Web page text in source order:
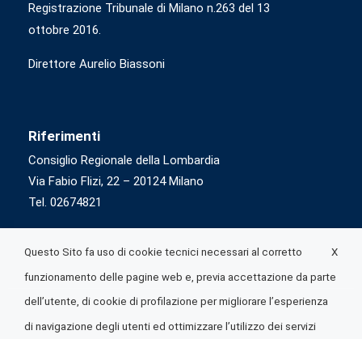
Registrazione Tribunale di Milano n.263 del 13
ottobre 2016.
Direttore Aurelio Biassoni
Riferimenti
Consiglio Regionale della Lombardia
Via Fabio Flizi, 22 – 20124 Milano
Tel. 02674821
X
Questo Sito fa uso di cookie tecnici necessari al corretto
funzionamento delle pagine web e, previa accettazione da parte
dell’utente, di cookie di profilazione per migliorare l’esperienza
di navigazione degli utenti ed ottimizzare l’utilizzo dei servizi